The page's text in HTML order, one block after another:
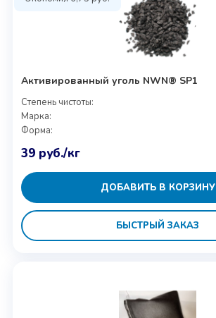
Активированный уголь NWN® SP1
Степень чистоты:
Марка:
Форма:
39 руб./кг
ДОБАВИТЬ В КОРЗИНУ
БЫСТРЫЙ ЗАКАЗ